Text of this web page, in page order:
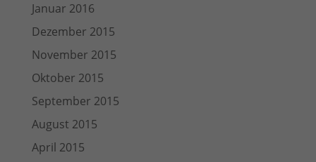
Januar 2016
Dezember 2015
November 2015
Oktober 2015
September 2015
August 2015
April 2015